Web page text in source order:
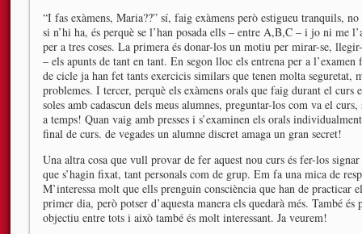
“I fas exàmens, Maria??” sí, faig exàmens però estigueu tranquils,
si n’hi ha, és perquè se l’han posada ells – entre A,B,C – i jo ni me
per a tres coses. La primera és donar-los un motiu per mirar-se,
– els apunts de tant en tant. En segon lloc els entrena per a
de cicle ja han fet tants exercicis similars que tenen molta seguretat,
problemes. I tercer, perquè els exàmens orals que faig durant el
soles amb cadascun dels meus alumnes, preguntar-los com va el
a temps! Quan vaig amb presses i s’examinen els orals
final de curs. de vegades un alumne discret amaga un gran secret!
Una altra cosa que vull provar de fer aquest nou curs és fer-los
que s’hagin fixat, tant personals com de grup. Em fa una mica de
M’interessa molt que ells prenguin consciència que han de practicar
primer dia, però potser d’aquesta manera els quedarà més. També
objectiu entre tots i això també és molt interessant. Ja veurem!